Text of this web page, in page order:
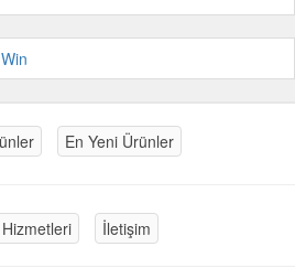
En Yeni Ürünler
İletişim